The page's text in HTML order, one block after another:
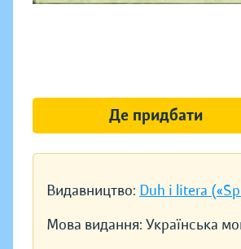
Видавництво: Duh i litera
Мова видання: Українська
Де придбати